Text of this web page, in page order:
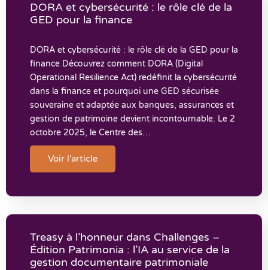
DORA et cybersécurité : le rôle clé de la
GED pour la finance
DORA et cybersécurité : le rôle clé de la GED pour la
finance Découvrez comment DORA (Digital
Operational Resilience Act) redéfinit la cybersécurité
dans la finance et pourquoi une GED sécurisée
souveraine et adaptée aux banques, assurances et
gestion de patrimoine devient incontournable. Le 2
octobre 2025, le Centre des…
Voir l'article
Treasy à l’honneur dans Challenges –
Édition Patrimonia : l’IA au service de la
gestion documentaire patrimoniale